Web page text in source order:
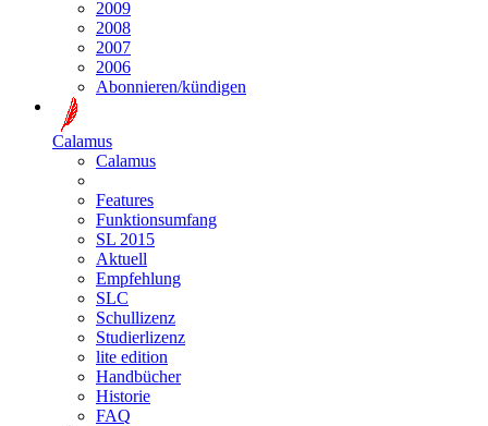
2009
2008
2007
2006
Abonnieren/kündigen
Calamus
Calamus
Features
Funktionsumfang
SL 2015
Aktuell
Empfehlung
SLC
Schullizenz
Studierlizenz
lite edition
Handbücher
Historie
FAQ